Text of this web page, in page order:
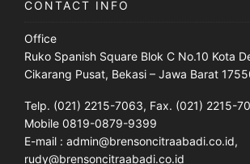
CONTACT INFO
Office
Ruko Spanish Square Blok C No.10 Kota
Cikarang Pusat, Bekasi – Jawa Barat
Telp. (021) 2215-7063, Fax. (021) 2215-
Mobile 0819-0879-9399
E-mail : admin@brensoncitraabadi.co.id,
rudy@brensoncitraabadi.co.id